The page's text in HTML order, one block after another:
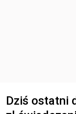
Dziś ostatni